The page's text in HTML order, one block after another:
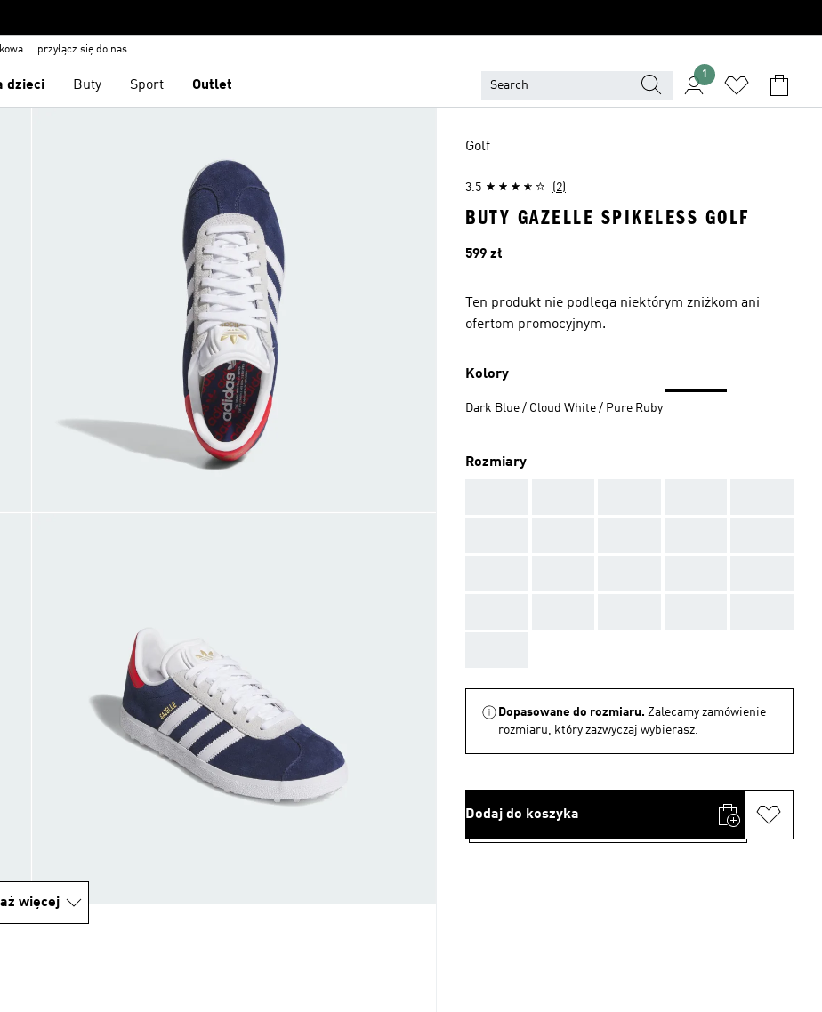
przyłącz się do nas
dzieci Buty Sport Outlet
1
więcej
Golf
3.5 (2)
BUTY GAZELLE SPIKELESS GOLF
Cena
599 zł
Ten produkt nie podlega niektórym zniżkom ani
ofertom promocyjnym.
Kolory
Dark Blue / Cloud White / Pure Ruby
Rozmiary
Dopasowane do rozmiaru. Zalecamy zamówienie
rozmiaru, który zazwyczaj wybierasz.
Dodaj do koszyka